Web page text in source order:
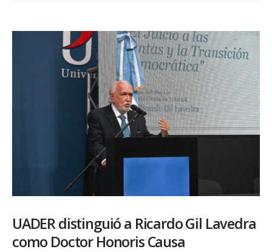
UADER distinguió a Ricardo Gil Lavedra
como Doctor Honoris Causa